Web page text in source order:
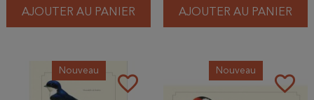
AJOUTER AU PANIER AJOUTER AU PANIER
favorite_border
Nouveau
favorite_border
Nouveau